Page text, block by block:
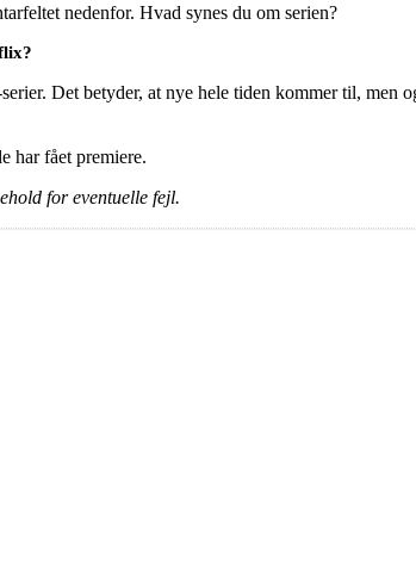
nedenfor. Hvad synes du om serien?
Det betyder, at nye hele tiden kommer til, men
har fået premiere.
for eventuelle fejl.